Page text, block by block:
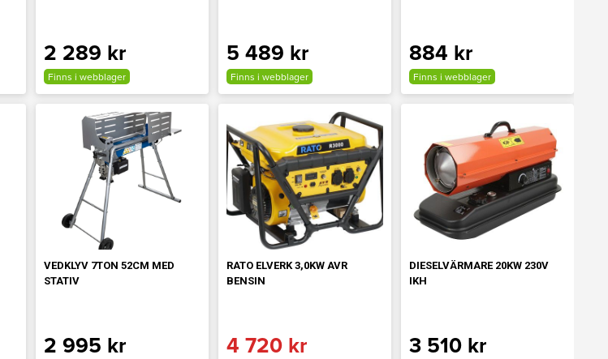
2 289 kr
Finns i webblager
5 489 kr
Finns i webblager
884 kr
Finns i webblager
VEDKLYV 7TON 52CM MED
STATIV
2 995 kr
RATO ELVERK 3,0KW AVR
BENSIN
4 720 kr
DIESELVÄRMARE 20KW 230V
IKH
3 510 kr